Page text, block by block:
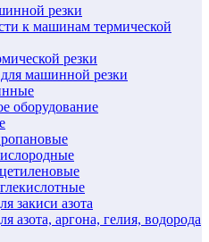
резки
к машинам термической
резки
машинной резки
оборудование
закиси азота
азота, аргона, гелия, водорода